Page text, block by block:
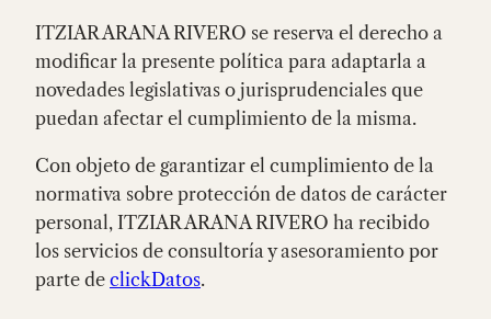
ITZIAR ARANA RIVERO se reserva el derecho a
modificar la presente política para adaptarla a
novedades legislativas o jurisprudenciales que
puedan afectar el cumplimiento de la misma.
Con objeto de garantizar el cumplimiento de la
normativa sobre protección de datos de carácter
personal, ITZIAR ARANA RIVERO ha recibido
los servicios de consultoría y asesoramiento por
parte de clickDatos.